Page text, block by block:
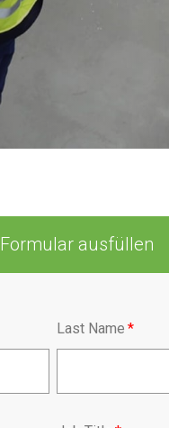
Formular ausfüllen
Last Name *